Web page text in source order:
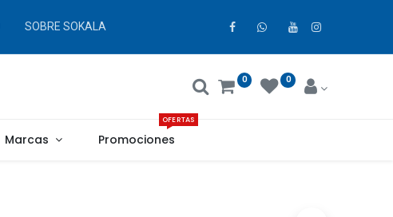
SOBRE SOKALA
0 0
Marcas Promociones
OFERTAS